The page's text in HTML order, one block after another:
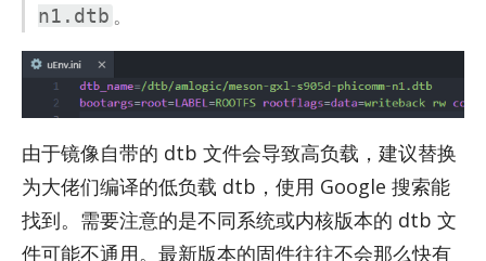
n1.dtb 。
由于镜像自带的 dtb 文件会导致高负载，建议替换
为大佬们编译的低负载 dtb，使用 Google 搜索能
找到。需要注意的是不同系统或内核版本的 dtb 文
件可能不通用。最新版本的固件往往不会那么快有